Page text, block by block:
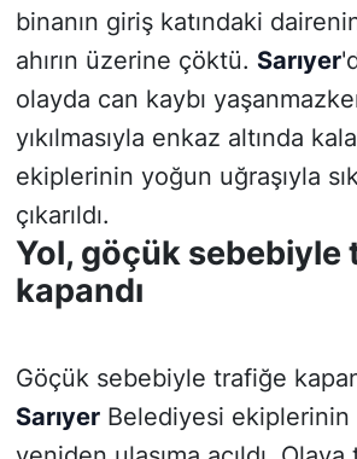
binanın giriş katındaki
ahırın üzerine çöktü. Sarıyer
olayda can kaybı
yıkılmasıyla enkaz altında
ekiplerinin yoğun uğraşıyla
çıkarıldı.
Yol, göçük sebebiyle
kapandı
Göçük sebebiyle trafiğe
SarıyerBelediyesi ekiplerinin
TEKNOLOJİ
TÜRKİYE VE DÜNYA
VİDEO GALERİ
YAŞAM